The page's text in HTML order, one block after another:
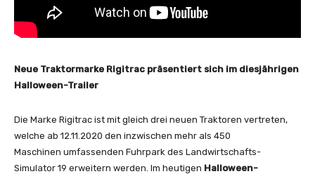
Neue Traktormarke Rigitrac präsentiert sich im diesjährigen
Halloween-Trailer
Die Marke Rigitrac ist mit gleich drei neuen Traktoren vertreten,
welche ab 12.11.2020 den inzwischen mehr als 450
Maschinen umfassenden Fuhrpark des Landwirtschafts-
Simulator 19 erweitern werden. Im heutigen Halloween-